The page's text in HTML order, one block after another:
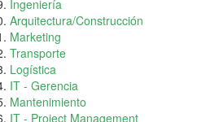
Ingeniería
Arquitectura/Construcción
Marketing
Transporte
Logística
IT - Gerencia
Mantenimiento
IT - Project Management